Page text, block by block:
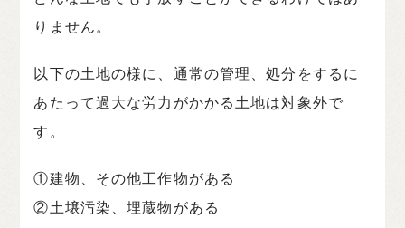
りません。
以下の土地の様に、通常の管理、処分をするに
あたって過大な労力がかかる土地は対象外で
す。
①建物、その他工作物がある
②土壌汚染、埋蔵物がある